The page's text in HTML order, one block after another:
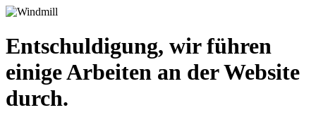
Entschuldigung, wir führen
einige Arbeiten an der Website
durch.